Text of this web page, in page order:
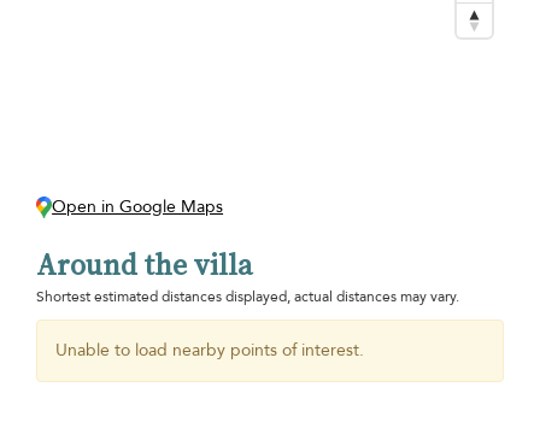
Open in Google Maps
Around the villa
Shortest estimated distances displayed, actual distances may vary.
Unable to load nearby points of interest.